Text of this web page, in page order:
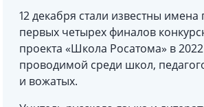
12 декабря стали известны имена
первых четырех финалов
проекта «Школа Росатома» в 2022
проводимой среди школ,
и вожатых.